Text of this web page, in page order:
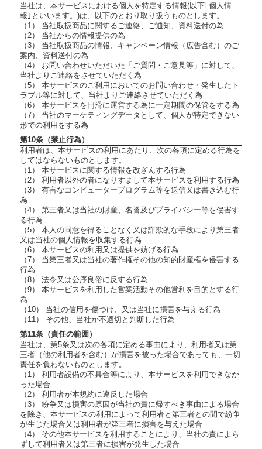
当社は、本サービスにおける個人を特定する情報(以下｢個人情
報｣といいます。)は、以下のとおり取り扱うものとします。
（1） 当社取扱商品に関するご連絡、ご通知、資料送付の為
（2） 当社からの情報提供の為
（3） 当社取扱商品の情報、キャンペーン情報（広告含む）のご
案内、資料送付の為
（4） お問い合わせいただいた「ご質問・ご意見等」に対して、
当社よりご連絡をさせていただく為
（5） 本サービスのご利用においてのお問い合わせ・発生したト
ラブル等に対して、当社よりご連絡させていただく為
（6） 本サービスを円滑に運営する為に一定期間の保管をする為
（7） 当社のマーケティングデータとして、個人が特定できない
形での利用をする為
第10条（禁止行為）
利用者は、本サービスの利用にあたり、次の各項に定める行為を
してはならないものとします。
（1） 本サービスに関する情報を改ざんする行為
（2） 利用者以外の者になりすまして本サービスを利用する行為
（3） 有害なコンピュータープログラム等を送信又は書き込む行
為
（4） 第三者又は当社の財産、名誉及びプライバシー等を侵害す
る行為
（5） 本人の同意を得ることなく又は詐欺的な手段により第三者
又は当社の個人情報を収集する行為
（6） 本サービスの利用又は提供を妨げる行為
（7） 当第三者又は当社の著作権その他の知的財産権を侵害する
行為
（8） 法令又は公序良俗に反する行為
（9） 本サービスを利用した営業活動その他営利を目的とする行
為
（10） 当社の信用を傷つけ、又は当社に損害を与える行為
（11） その他、当社が不適切と判断した行為
第11条（責任の範囲）
当社は、第5条又は次の各項に定める事由により、利用者又は第
三者（他の利用者を含む）が損害を被った場合であっても、一切
責任を負わないものとします。
（1） 利用者設備の不具合等により、本サービスを利用できなか
った場合
（2） 利用者が本規約に違反した場合
（3） 紛争又は損害の原因が当社の責に帰すべき事由による場合
を除き、本サービスの利用によって利用者と第三者との間で紛争
が生じた場合又は利用者が第三者に損害を与えた場合
（4） その他本サービスを利用することにより、当社の責によら
ずして利用者又は第三者に損害が発生した場合